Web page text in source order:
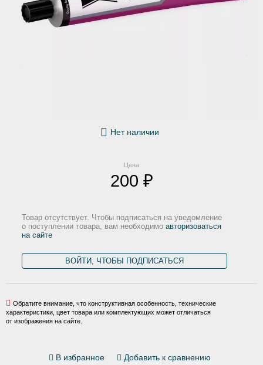
В избранное Добавить к сравнению
Нет наличии
Цена
200 ₽
Товар отсутствует. Чтобы подписаться на уведомление
о поступлении товара, вам необходимо авторизоваться
на сайте
ВОЙТИ, ЧТОБЫ ПОДПИСАТЬСЯ
Обратите внимание, что конструктивная особенность, технические
характеристики, цвет товара или комплектующих может отличаться
от изображения на сайте.